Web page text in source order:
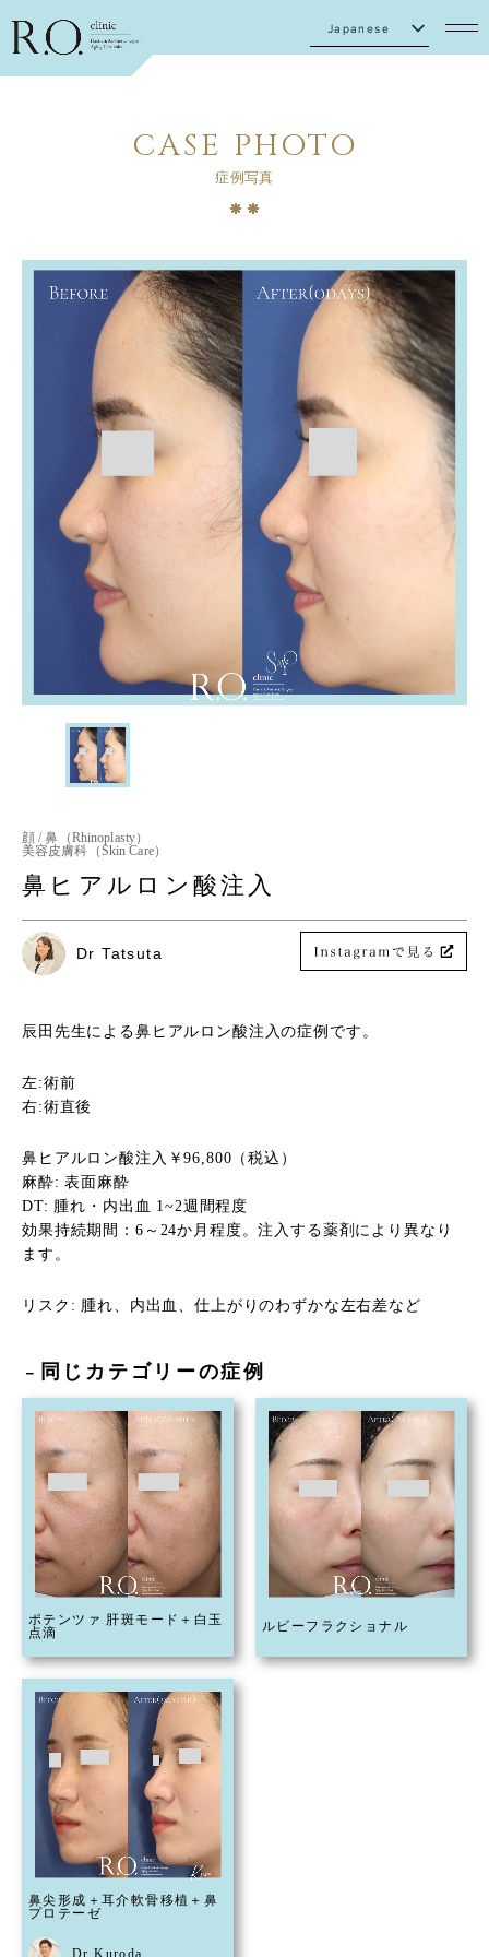
Japanese
CASE PHOTO
症例写真
顔 / 鼻（Rhinoplasty）
美容皮膚科（Skin Care）
鼻ヒアルロン酸注入
Dr Tatsuta
辰田先生による鼻ヒアルロン酸注入の症例です。
左:術前
右:術直後
鼻ヒアルロン酸注入￥96,800（税込）
麻酔: 表面麻酔
DT: 腫れ・内出血 1~2週間程度
効果持続期間：6～24か月程度。注入する薬剤により異なり
ます。
リスク: 腫れ、内出血、仕上がりのわずかな左右差など
－ 同じカテゴリーの症例
ポテンツァ 肝斑モード＋白玉
点滴
ルビーフラクショナル
鼻尖形成＋耳介軟骨移植＋鼻
プロテーゼ
Dr Kuroda